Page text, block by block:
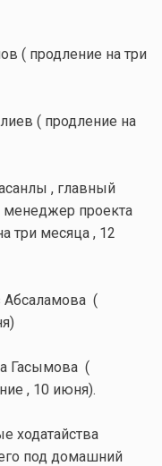
( продление на три
( продление на
, главный
проекта
три месяца , 12
Абсаламова (
Гасымова (
, 10 июня).
ходатайства
под домашний